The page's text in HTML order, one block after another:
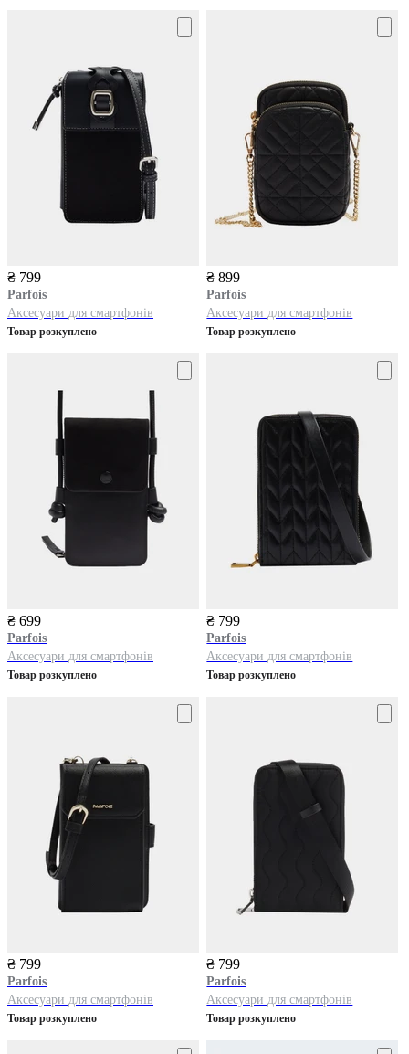
₴ 799
Parfois
Аксесуари для смартфонів
Товар розкуплено
₴ 899
Parfois
Аксесуари для смартфонів
Товар розкуплено
₴ 699
Parfois
Аксесуари для смартфонів
Товар розкуплено
₴ 799
Parfois
Аксесуари для смартфонів
Товар розкуплено
₴ 799
Parfois
Аксесуари для смартфонів
Товар розкуплено
₴ 799
Parfois
Аксесуари для смартфонів
Товар розкуплено